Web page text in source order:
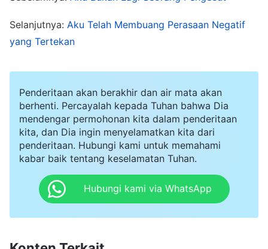
engkau mungkin tidak takut ketika melihat
engkau yang ditangkap, ketika engkau yang
berada dalam situasi ini, apakah engkau mampu
untuk tetap teguh? Ini adalah pencobaan yang
besar, bukan? Sebagai contoh, katakanlah,
engkau mengenal seseorang, seseorang yang
bersemangat dalam imannya kepada Tuhan,
Selanjutnya: Aku Telah Membuang Perasaan Negatif
yang Tertekan
Penderitaan akan berakhir dan air mata akan
berhenti. Percayalah kepada Tuhan bahwa Dia
mendengar permohonan kita dalam penderitaan
kita, dan Dia ingin menyelamatkan kita dari
penderitaan. Hubungi kami untuk memahami
kabar baik tentang keselamatan Tuhan.
Hubungi kami via WhatsApp